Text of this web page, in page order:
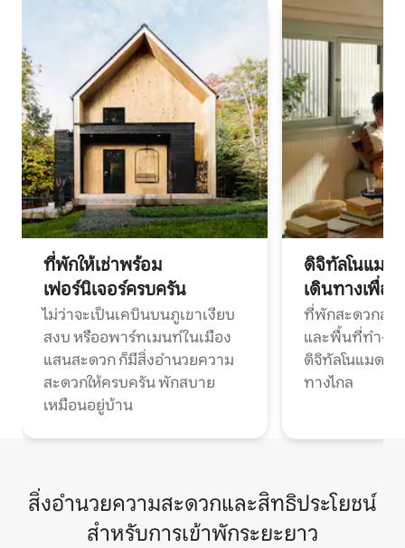
ที่พักให้เช่าพร้อม
เฟอร์นิเจอร์ครบครัน
ไม่ว่าจะเป็นเคบินบนภูเขาเงียบ
สงบ หรืออพาร์ทเมนท์ในเมือง
แสนสะดวก ก็มีสิ่งอำนวยความ
สะดวกให้ครบครัน พักสบาย
เหมือนอยู่บ้าน
ดิจิทัลโนแมด
เดินทางเพื่อ
ที่พักสะดวกสบ
และพื้นที่ทำงา
ดิจิทัลโนแมดแ
ทางไกล
สิ่งอำนวยความสะดวกและสิทธิประโยชน์
สำหรับการเข้าพักระยะยาว